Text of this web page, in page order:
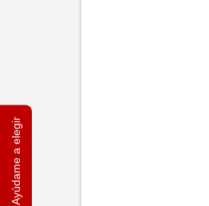
Ayúdame a elegir